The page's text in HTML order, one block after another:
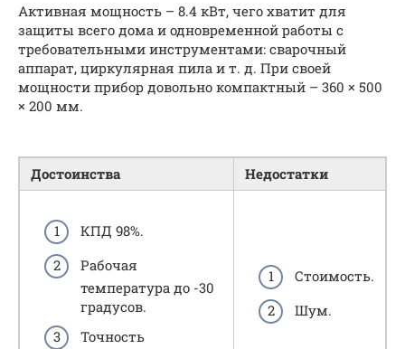
Активная мощность – 8.4 кВт, чего хватит для
защиты всего дома и одновременной работы с
требовательными инструментами: сварочный
аппарат, циркулярная пила и т. д. При своей
мощности прибор довольно компактный – 360 × 500
× 200 мм.
Достоинства Недостатки
КПД 98%.
Рабочая
температура до -30
градусов.
Точность
Стоимость.
Шум.